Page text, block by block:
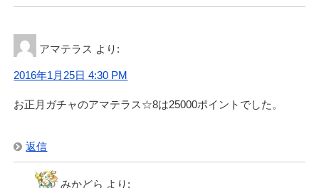
アマテラス より:
2016年1月25日 4:30 PM
お正月ガチャのアマテラス☆8は25000ポイントでした。
返信
みかどら より: